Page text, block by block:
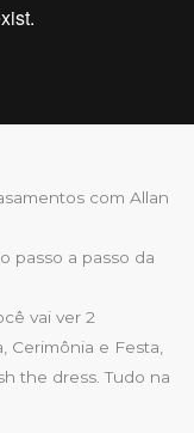
com Allan
passo a passo da
vai ver 2
e Festa,
the dress. Tudo na